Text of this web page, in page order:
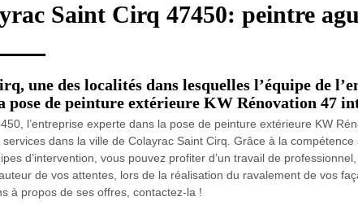
Saint Cirq 47450: peintre
une des localités dans lesquelles l’équipe de
pose de peinture extérieure KW Rénovation 47
l’entreprise experte dans la pose de peinture extérieure KW
dans la ville de Colayrac Saint Cirq. Grâce à la compétence
d’intervention, vous pouvez profiter d’un travail de professionnel,
de vos attentes, lors de la réalisation du ravalement de vos
à propos de ses offres, contactez-la !